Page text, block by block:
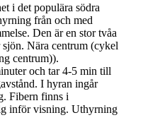
i det populära södra
från och med
Den är en stor tvåa
Nära centrum (cykel
centrum)).
och tar 4-5 min till
I hyran ingår
Fibern finns i
inför visning. Uthyrning